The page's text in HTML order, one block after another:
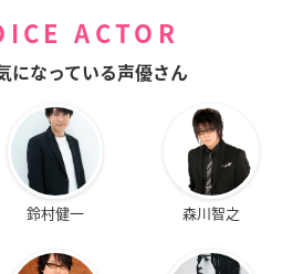
ACTOR
になっている声優さん
鈴村健一 森川智之